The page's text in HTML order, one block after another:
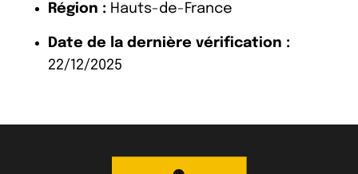
Région : Hauts-de-France
Date de la dernière vérification :
22/12/2025